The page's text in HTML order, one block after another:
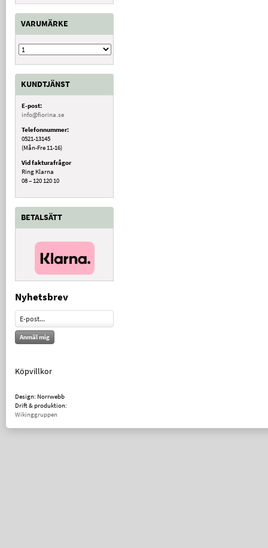
VARUMÄRKE
KUNDTJÄNST
E-post:
info@fiorina.se
Telefonnummer:
0521-13145
(Mån-Fre 11-16)
Vid fakturafrågor
Ring Klarna
08 – 120 120 10
BETALSÄTT
Nyhetsbrev
Anmäl mig
Köpvillkor
Design: Norrwebb
Drift & produktion:
Wikinggruppen